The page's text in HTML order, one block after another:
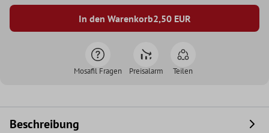
In den Warenkorb2,50EUR
Mosafil Fragen Preisalarm Teilen
Beschreibung